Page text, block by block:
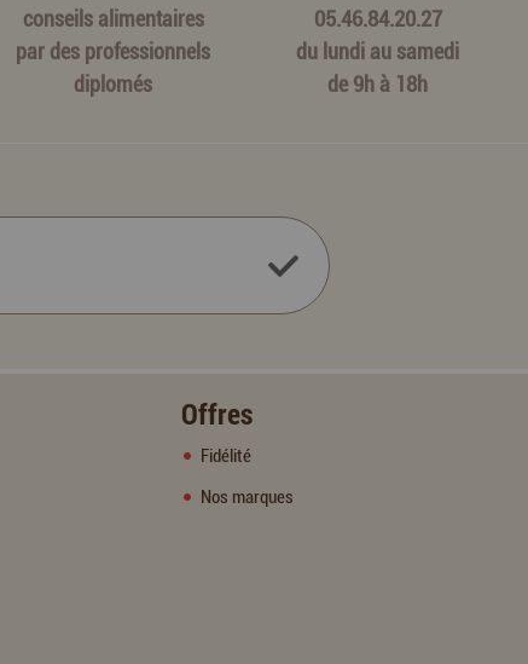
conseils alimentaires
par des professionnels
diplomés
05.46.84.20.27
du lundi au samedi
de 9h à 18h
Offres
Fidélité
Nos marques